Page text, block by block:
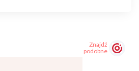
Znajdź
podobne